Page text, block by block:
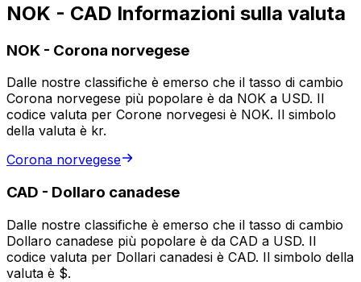
NOK - CAD Informazioni sulla valuta
NOK - Corona norvegese
Dalle nostre classifiche è emerso che il tasso di cambio
Corona norvegese più popolare è da NOK a USD. Il
codice valuta per Corone norvegesi è NOK. Il simbolo
della valuta è kr.
Corona norvegese
CAD - Dollaro canadese
Dalle nostre classifiche è emerso che il tasso di cambio
Dollaro canadese più popolare è da CAD a USD. Il
codice valuta per Dollari canadesi è CAD. Il simbolo della
valuta è $.